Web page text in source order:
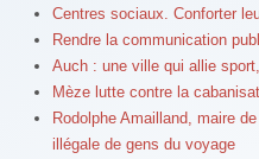
Centres sociaux. Conforter
Rendre la communication
Auch : une ville qui allie
Mèze lutte contre la
Rodolphe Amailland, maire
illégale de gens du voyage